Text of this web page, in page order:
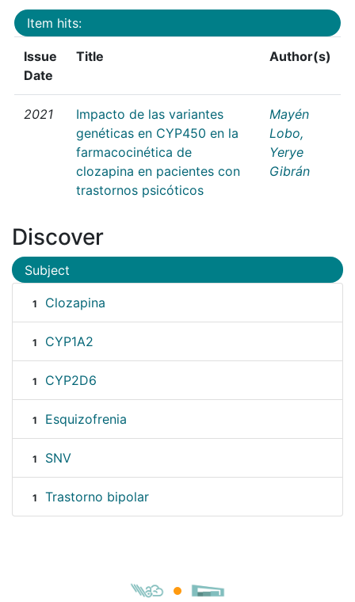
Item hits:
Issue
Date
Title Author(s)
2021
Impacto de las variantes
genéticas en CYP450 en la
farmacocinética de
clozapina en pacientes con
trastornos psicóticos
Mayén
Lobo,
Yerye
Gibrán
Discover
Subject
1 Clozapina
1 CYP1A2
1 CYP2D6
1 Esquizofrenia
1 SNV
1 Trastorno bipolar